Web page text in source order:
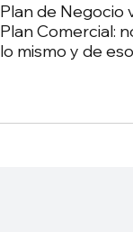
Plan de Negocio
Plan Comercial:
lo mismo y de eso